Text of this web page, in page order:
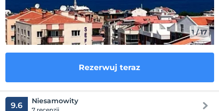
1/17
Rezerwuj teraz
9.6 Niesamowity